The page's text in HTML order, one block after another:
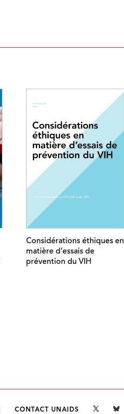
Considérations éthiques en
matière d’essais de
prévention du VIH
CONTACT UNAIDS